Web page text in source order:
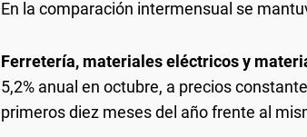
En la comparación intermensual se
Ferretería, materiales eléctricos y
5,2% anual en octubre, a precios
primeros diez meses del año frente al